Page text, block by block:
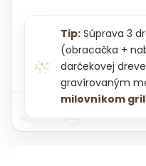
Tip: Súprava 3
(obracačka +
darčekovej
gravírovaným
milovníkom